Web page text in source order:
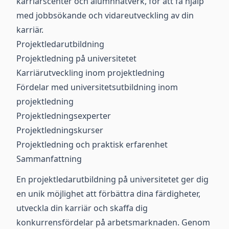
med jobbsökande och vidareutveckling av din
karriär.
Projektledarutbildning
Projektledning på universitetet
Karriärutveckling inom projektledning
Fördelar med universitetsutbildning inom
projektledning
Projektledningsexperter
Projektledningskurser
Projektledning och praktisk erfarenhet
Sammanfattning
En projektledarutbildning på universitetet ger dig
en unik möjlighet att förbättra dina färdigheter,
utveckla din karriär och skaffa dig
konkurrensfördelar på arbetsmarknaden. Genom